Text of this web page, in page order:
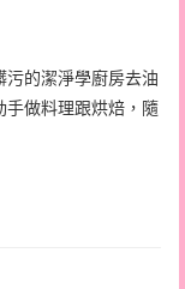
的潔淨學廚房去油
手做料理跟烘焙，隨